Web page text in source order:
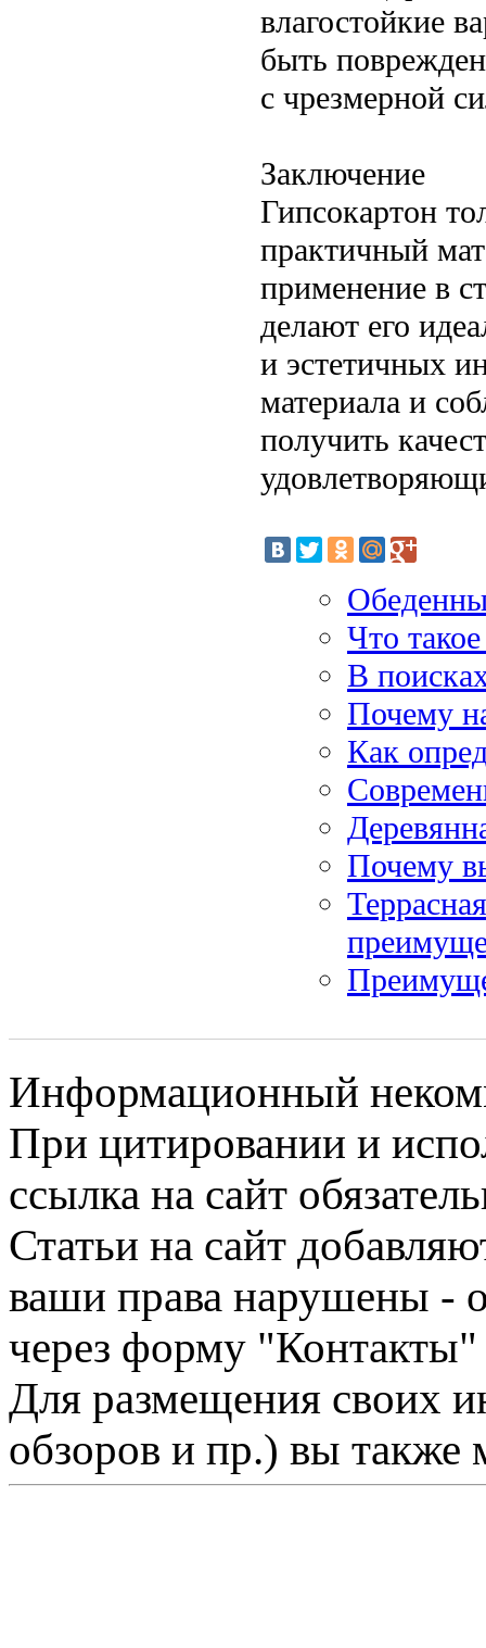
влагостойкие
быть
с чрезмерной
Заключение
Гипсокартон
практичный
применение в
делают его
и эстетичных
материала и
получить
Что
В
Почему
Как
Почему
Информационный
При цитировании и
ссылка на сайт
Статьи на сайт
ваши права нарушены -
через форму "Контакты"
Для размещения своих
обзоров и пр.) вы также